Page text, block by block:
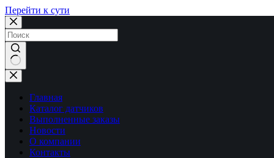
Перейти к сути
Ничего
не
найденоГлавная
Каталог датчиков
Выполненные заказы
Новости
О компании
Контакты